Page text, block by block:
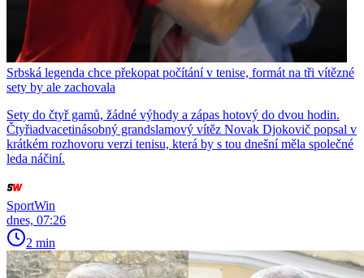
Srbská legenda chce překopat počítání v tenise, formát na tři vítězné
sety by ale zachovala
Sety do čtyř gamů, žádné výhody a zápas hotový do dvou hodin.
Čtyřiadvacetinásobný grandslamový vítěz Novak Djokovič popsal v
krátkém rozhovoru verzi tenisu, která by s tou dnešní měla společné
leda náčiní.
SportWin
dnes, 07:26
2 min